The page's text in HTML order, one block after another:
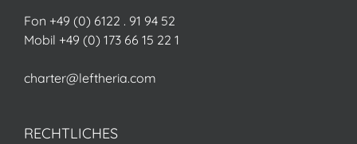
Fon +49 (0) 6122 . 91 94 52
Mobil +49 (0) 173 66 15 22 1
charter@leftheria.com
RECHTLICHES